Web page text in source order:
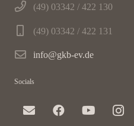
(49) 03342 / 422 130
(49) 03342 / 422 131
info@gkb-ev.de
Socials